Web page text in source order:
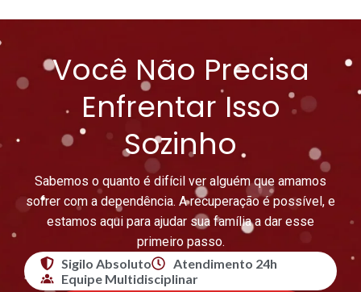
Você Não Precisa
Enfrentar Isso
Sozinho
Sabemos o quanto é difícil ver alguém que amamos
sofrer com a dependência. A recuperação é possível, e
estamos aqui para ajudar sua família a dar esse
primeiro passo.
Sigilo Absoluto
Atendimento 24h
Equipe Multidisciplinar